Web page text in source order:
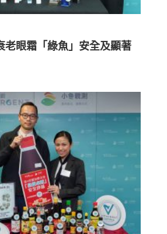
老眼霜「綠魚」安全及顯著